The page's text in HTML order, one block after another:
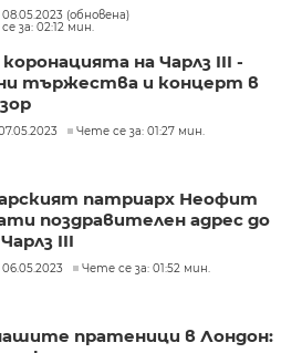
08.05.2023 (обновена)
за: 02:12 мин.
на Чарлз III -
тържества и концерт в
Чете се за: 01:27 мин.
патриарх Неофит
поздравителен адрес до
III
Чете се за: 01:52 мин.
пратеници в Лондон: